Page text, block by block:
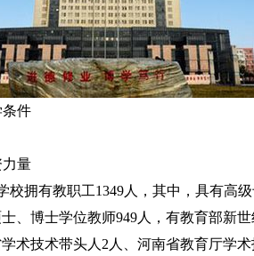
件
量
校拥有教职工1349人，其中，具有高
、博士学位教师949人，有教育部新
术技术带头人2人、河南省教育厅学